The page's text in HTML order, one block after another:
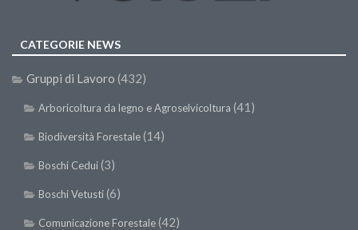
CATEGORIE NEWS
Gruppi di Lavoro (432)
Arboricoltura da legno e Agroselvicoltura (41)
Biodiversità Forestale(14)
Boschi Cedui(3)
Boschi Vetusti(6)
Comunicazione Forestale(42)